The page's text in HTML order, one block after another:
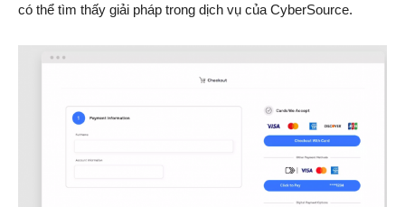
có thể tìm thấy giải pháp trong dịch vụ của CyberSource.